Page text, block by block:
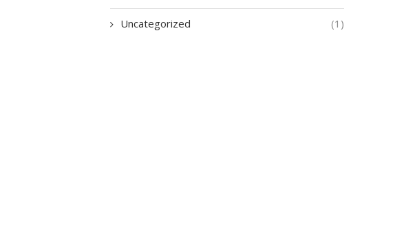
Uncategorized (1)